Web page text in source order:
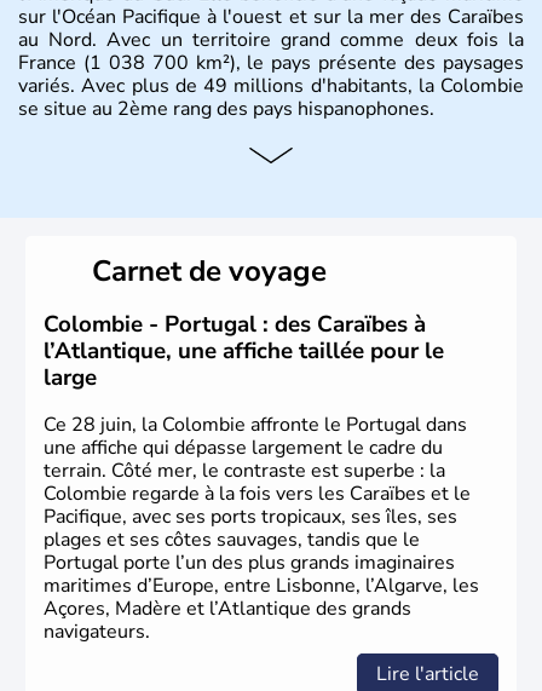
sur l'Océan Pacifique à l'ouest et sur la mer des Caraïbes
au Nord. Avec un territoire grand comme deux fois la
France (1 038 700 km²), le pays présente des paysages
variés. Avec plus de 49 millions d'habitants, la Colombie
se situe au 2ème rang des pays hispanophones.
Histoire et administration
en 1538, qui est toujours la capitale. C'est en 1810, que
le premier parlement s'établit à Bogotà, suivi en 1813
par la proclamation de l'indépendance. la Colombie est
une République depuis 1830.
Carnet de voyage
Colombie - Portugal : des Caraïbes à
l’Atlantique, une affiche taillée pour le
large
Ce 28 juin, la Colombie affronte le Portugal dans
une affiche qui dépasse largement le cadre du
terrain. Côté mer, le contraste est superbe : la
Colombie regarde à la fois vers les Caraïbes et le
Pacifique, avec ses ports tropicaux, ses îles, ses
plages et ses côtes sauvages, tandis que le
Portugal porte l’un des plus grands imaginaires
maritimes d’Europe, entre Lisbonne, l’Algarve, les
Açores, Madère et l’Atlantique des grands
navigateurs.
Lire l'article